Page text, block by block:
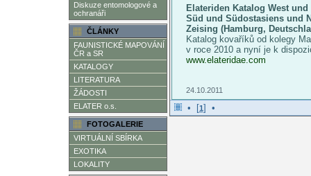
Diskuze entomologové a
ochranáři
ČLÁNKY
FAUNISTICKÉ MAPOVÁNÍ
ČR a SR
KATALOGY
LITERATURA
ŽÁDOSTI
ELATER o.s.
FOTOGALERIE
VIRTUÁLNÍ SBÍRKA
EXOTIKA
LOKALITY
Elateriden Katalog West
Süd und Südostasiens und
Zeising (Hamburg,
Katalog kovaříků od kolegy
v roce 2010 a nyní je k
www.elateridae.com
24.10.2011
• [1] •